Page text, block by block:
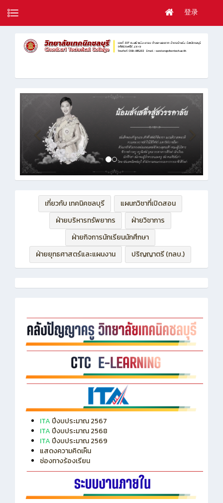
登录
เกี่ยวกับ เทคนิคชลบุรี
แผนกวิชาที่เปิดสอน
ฝ่ายบริหารทรัพยากร
ฝ่ายวิชาการ
ฝ่ายกิจการนักเรียนนักศึกษา
ฝ่ายยุทธศาสตร์และแผนงาน
ปริญญาตรี (ทลบ.)
ITA ปีงบประมาณ 2567
ITA ปีงบประมาณ 2568
ITA ปีงบประมาณ 2569
แสดงความคิดเห็น
ช่องทางร้องเรียน